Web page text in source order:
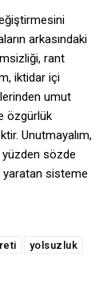
arkasındaki
rant
iktidar içi
umut
özgürlük
Unutmayalım,
sözde
yaratan sisteme
yolsuzluk